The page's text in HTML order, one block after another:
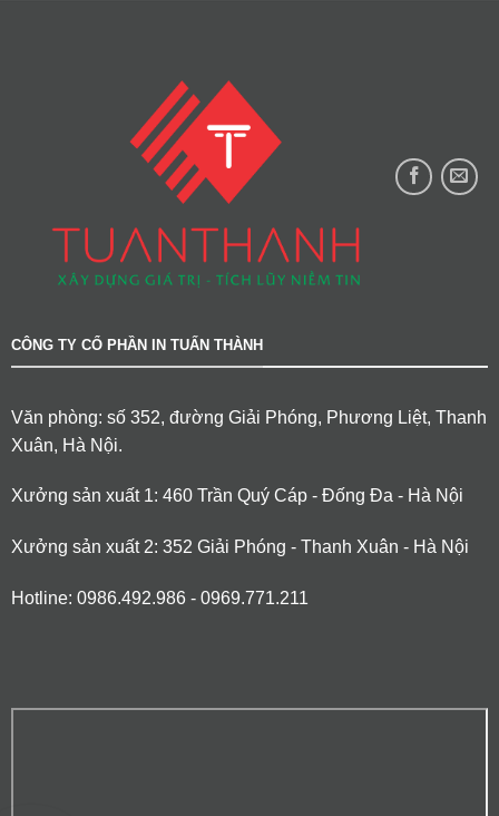
CÔNG TY CỔ PHẦN IN TUẤN THÀNH
Văn phòng: số 352, đường Giải Phóng, Phương Liệt, Thanh
Xuân, Hà Nội.
Xưởng sản xuất 1: 460 Trần Quý Cáp - Đống Đa - Hà Nội
Xưởng sản xuất 2: 352 Giải Phóng - Thanh Xuân - Hà Nội
Hotline: 0986.492.986 - 0969.771.211